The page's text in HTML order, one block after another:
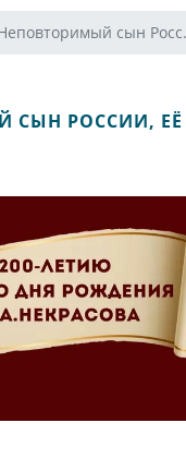
сын
СЫН РОССИИ, ЕЁ